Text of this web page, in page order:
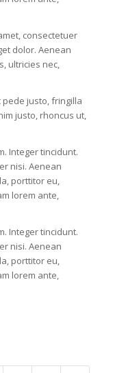
consectetuer
dolor. Aenean
ultricies nec,
pede justo, fringilla
justo, rhoncus ut,
Integer tincidunt.
nisi. Aenean
porttitor eu,
lorem ante,
Integer tincidunt.
nisi. Aenean
porttitor eu,
lorem ante,